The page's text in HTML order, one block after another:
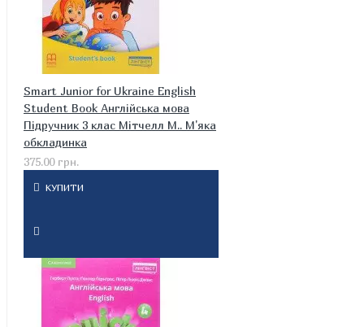
Smart Junior for Ukraine English
Student Book Англійська мова
Підручник 3 клас Мітчелл М.. М'яка
обкладинка
375.00 грн.
КУПИТИ